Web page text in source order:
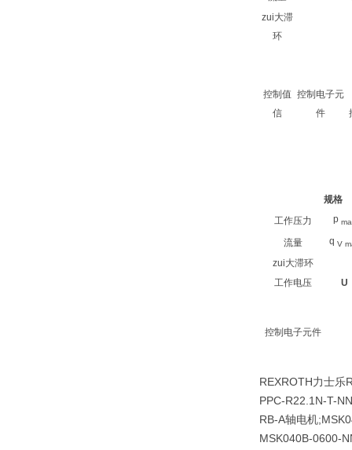
zui大滞
环
控制值
信
控制电子元
件
规格
工作压力
p
流量 q V
zui大滞环
工作电压
U
控制电子元件
REXROTH力士乐
PPC-R22.1N-T-
RB-A轴电机
MSK040B-0600-